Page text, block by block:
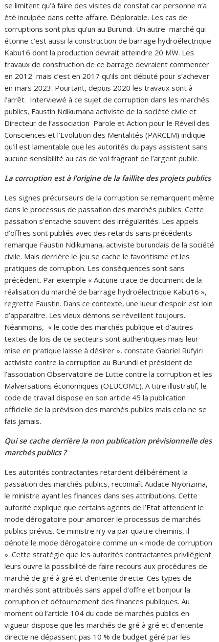
se limitent qu’à faire des visites de constat car personne n’a
été inculpée dans cette affaire. Déplorable. Les cas de
corruptions sont plus qu’un au Burundi. Un autre marché qui
étonne c’est aussi la construction de barrage hydroélectrique
Kabu16 dont la production devrait atteindre 20 MW. Les
travaux de construction de ce barrage devraient commencer
en 2012 mais c’est en 2017 qu’ils ont débuté pour s’achever
en mars 2023. Pourtant, depuis 2020 les travaux sont à
l’arrêt. Interviewé à ce sujet de corruption dans les marchés
publics, Faustin Ndikumana activiste de la société civile et
Directeur de l’association Parole et Action pour le Réveil des
Consciences et l’Evolution des Mentalités (PARCEM) indique
qu’il est lamentable que les autorités du pays assistent sans
aucune sensibilité au cas de vol fragrant de l’argent public.
La corruption est à l’origine de la faillite des projets publics
Les signes précurseurs de la corruption se remarquent même
dans le processus de passation des marchés publics. Cette
passation s’entache souvent des irrégularités. Les appels
d’offres sont publiés avec des retards sans précédents
remarque Faustin Ndikumana, activiste burundais de la société
civile. Mais derrière le jeu se cache le favoritisme et les
pratiques de corruption. Les conséquences sont sans
précèdent. Par exemple « Aucune trace de document de la
réalisation du marché de barrage hydroélectrique Kabu16 »,
regrette Faustin. Dans ce contexte, une lueur d’espoir est loin
d’apparaitre. Les vieux démons se réveillent toujours.
Néanmoins, « le code des marchés publique et d’autres
textes de lois de ce secteurs sont authentiques mais leur
mise en pratique laisse à désirer », constate Gabriel Rufyiri
activiste contre la corruption au Burundi et président de
l’association Observatoire de Lutte contre la corruption et les
Malversations économiques (OLUCOME). A titre illustratif, le
code de travail dispose en son article 45 la publication
officielle de la prévision des marchés publics mais cela ne se
fais jamais.
Qui se cache derrière la non publication prévisionnelle des
marchés publics ?
Les autorités contractantes retardent délibérément la
passation des marchés publics, reconnaît Audace Niyonzima,
le ministre ayant les finances dans ses attributions. Cette
autorité explique que certains agents de l’Etat attendent le
mode dérogatoire pour amorcer le processus de marchés
publics prévus. Ce ministre n’y va par quatre chemins, il
dénote le mode dérogatoire comme un « mode de corruption
». Cette stratégie que les autorités contractantes privilégient
leurs ouvre la possibilité de faire recours aux procédures de
marché de gré à gré et d’entente directe. Ces types de
marchés sont attribués sans appel d’offre et bonjour la
corruption et détournement des finances publiques. Au
moment où l’article 104 du code de marchés publics en
vigueur dispose que les marchés de gré à gré et d’entente
directe ne dépassent pas 10 % de budget géré par les